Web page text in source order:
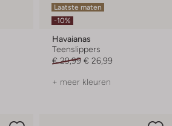
Laatste maten
-10%
Havaianas
Teenslippers
€ 29,99 € 26,99
+ meer kleuren